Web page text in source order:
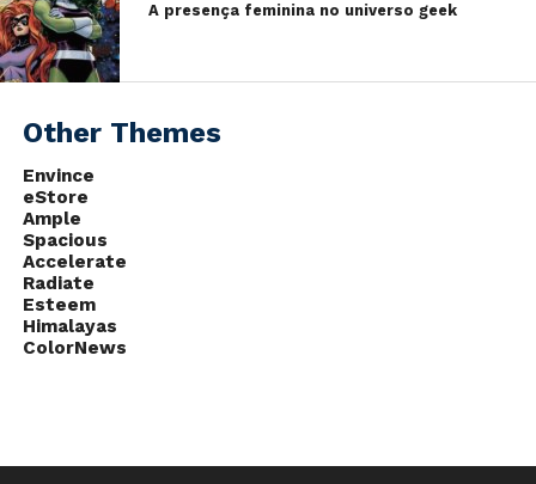
A presença feminina no universo geek
Other Themes
Envince
eStore
Ample
Spacious
Accelerate
Radiate
Esteem
Himalayas
ColorNews